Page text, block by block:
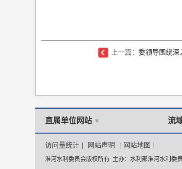
上一篇：委领导围绕深
直属单位网站 流
访问量统计 网站声明 网站地图
淮河水利委员会版权所有 主办：水利部淮河水利委